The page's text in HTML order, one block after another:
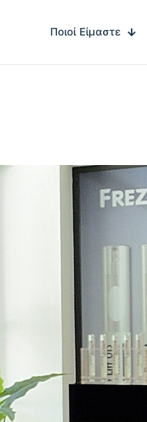
Ποιοί Είμαστε